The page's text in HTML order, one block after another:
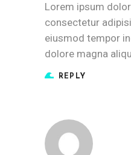
Lorem ipsum
consectetur
eiusmod tempor
dolore magna
REPLY